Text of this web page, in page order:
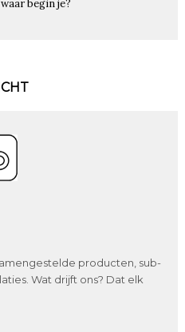
begin je?
producten, sub-
Wat drijft ons? Dat elk